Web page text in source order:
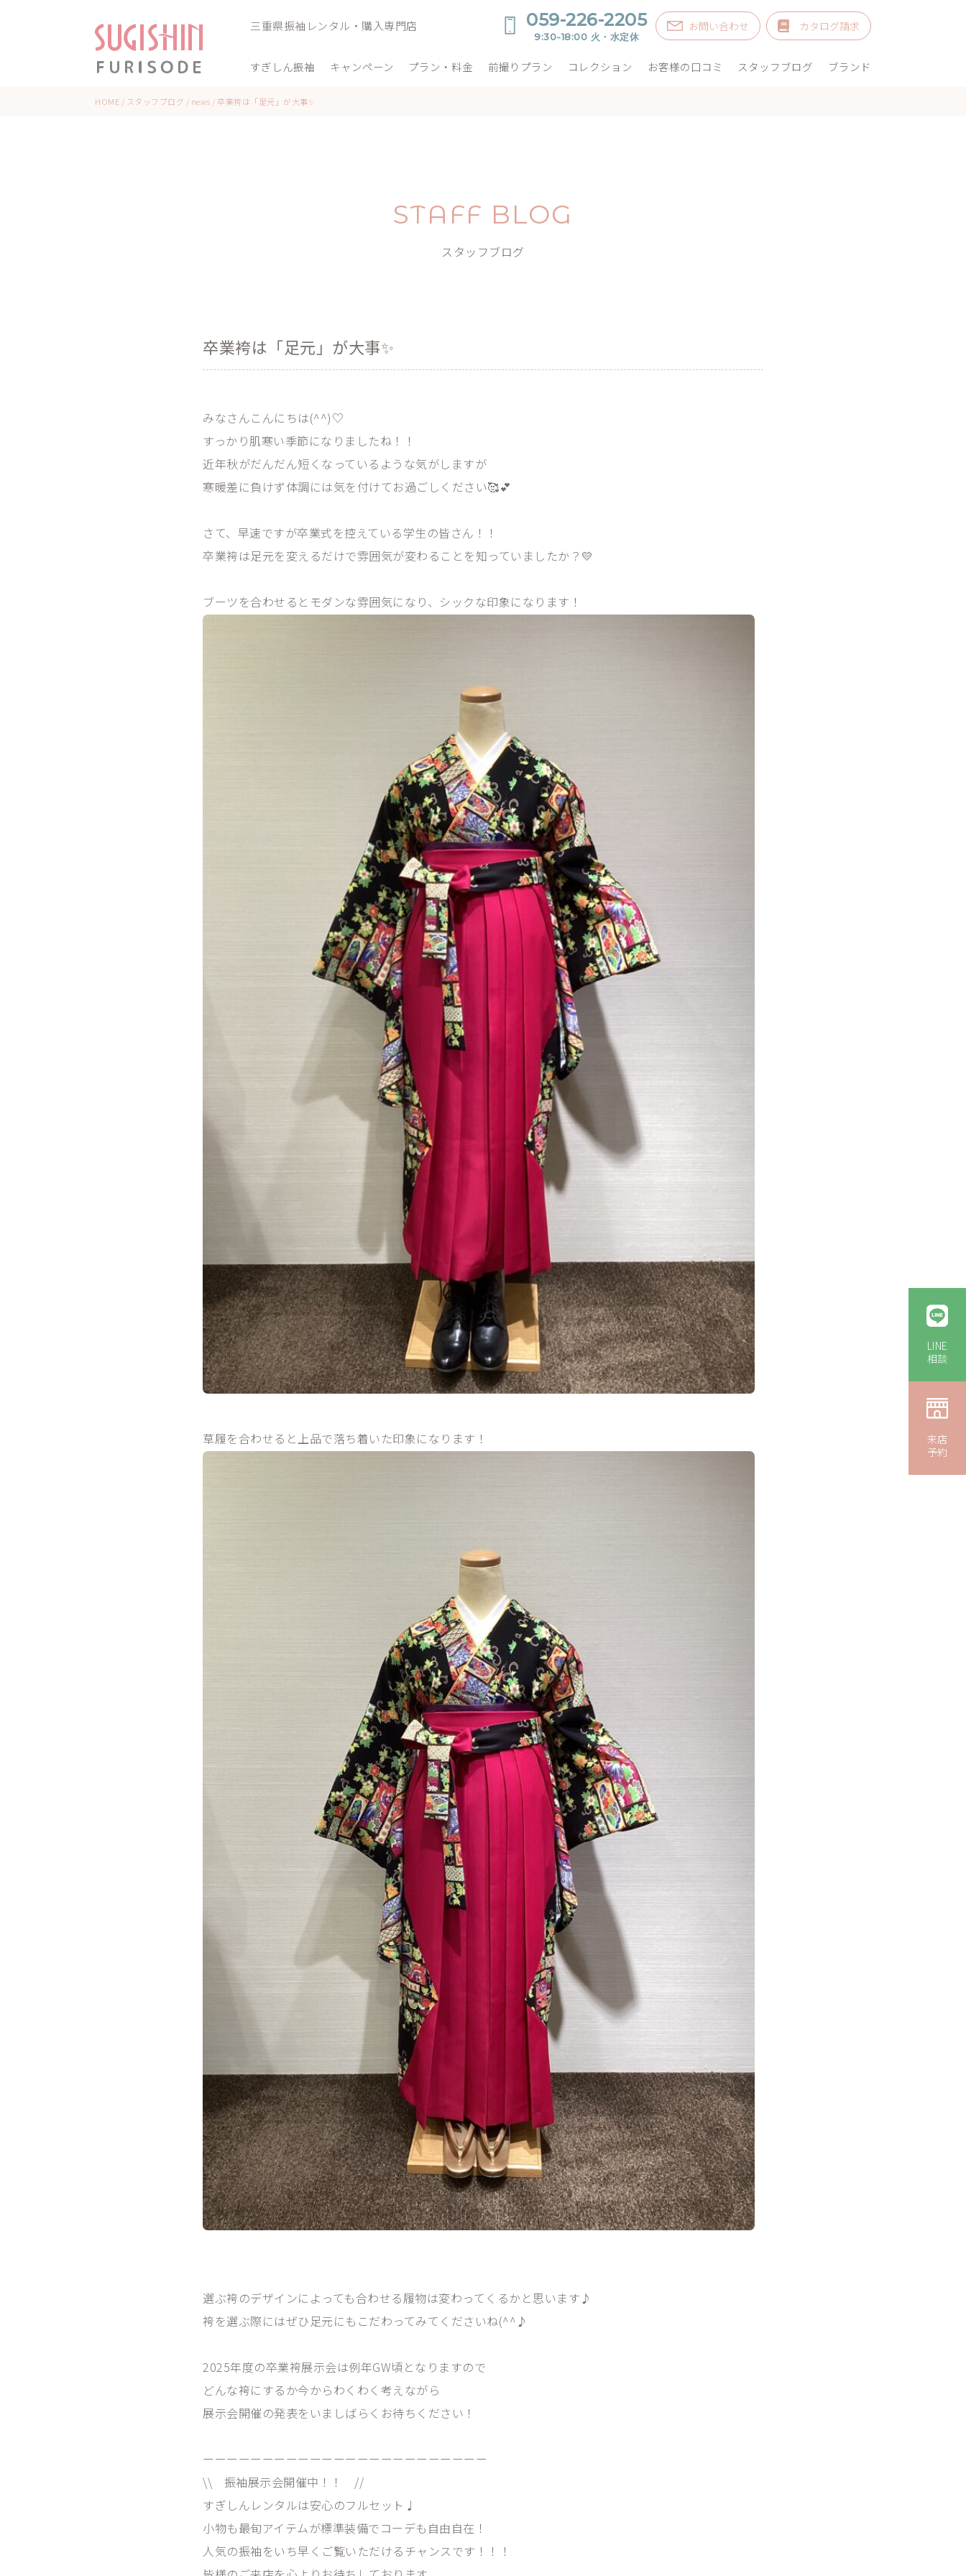
三重県振袖レンタル・購入専門店 059-226-2205
9:30-18:00 火・水定休
お問い合わせ カタログ請求
すぎしん振袖 キャンペーン プラン・料金 前撮りプラン コレクション お客様の口コミ スタッフブログ ブランド
HOME / スタッフブログ / news /卒業袴は「足元」が大事✨
STAFF BLOG
スタッフブログ
卒業袴は「足元」が大事✨
みなさんこんにちは(^^)♡
すっかり肌寒い季節になりましたね！！
近年秋がだんだん短くなっているような気がしますが
寒暖差に負けず体調には気を付けてお過ごしください🥰💕
さて、早速ですが卒業式を控えている学生の皆さん！！
卒業袴は足元を変えるだけで雰囲気が変わることを知っていましたか？💛
ブーツを合わせるとモダンな雰囲気になり、シックな印象になります！
歩きやすいので足が疲れやすい方にもおすすめです✨
草履を合わせると上品で落ち着いた印象になります！
柔らかい雰囲気が好きな方には草履がおすすめです🌷
選ぶ袴のデザインによっても合わせる履物は変わってくるかと思います♪
袴を選ぶ際にはぜひ足元にもこだわってみてくださいね(^^♪
2025年度の卒業袴展示会は例年GW頃となりますので
どんな袴にするか今からわくわく考えながら
展示会開催の発表をいましばらくお待ちください！
ーーーーーーーーーーーーーーーーーーーーーーーー
\\ 振袖展示会開催中！！ //
すぎしんレンタルは安心のフルセット♩
小物も最旬アイテムが標準装備でコーデも自由自在！
人気の振袖をいち早くご覧いただけるチャンスです！！！
LINE
相談
来店
予約